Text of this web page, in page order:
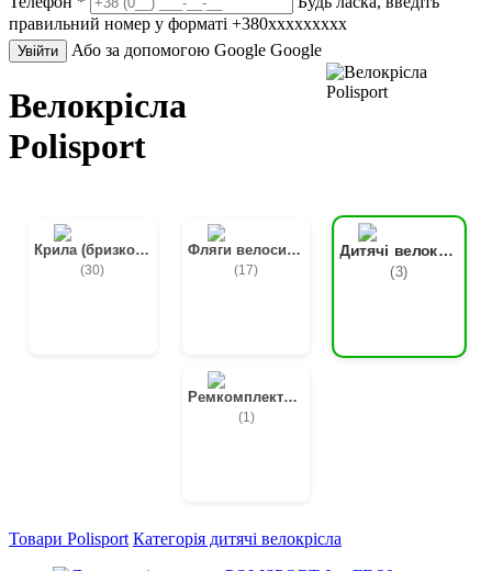
правильний номер у форматі +380ххххххххх
Увійти Або за допомогою Google Google
Велокрісла
Polisport
Крила (бризковики) для велосипедів
(30)
Фляги велосипедні
(17)
Дитячі велокрісла
(3)
Ремкомплекти та латки
(1)
Товари Polisport Категорія дитячі велокрісла